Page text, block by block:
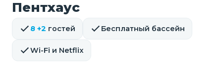
Пентхаус
8 +2 гостей Бесплатный бассейн
Wi-Fi и Netflix